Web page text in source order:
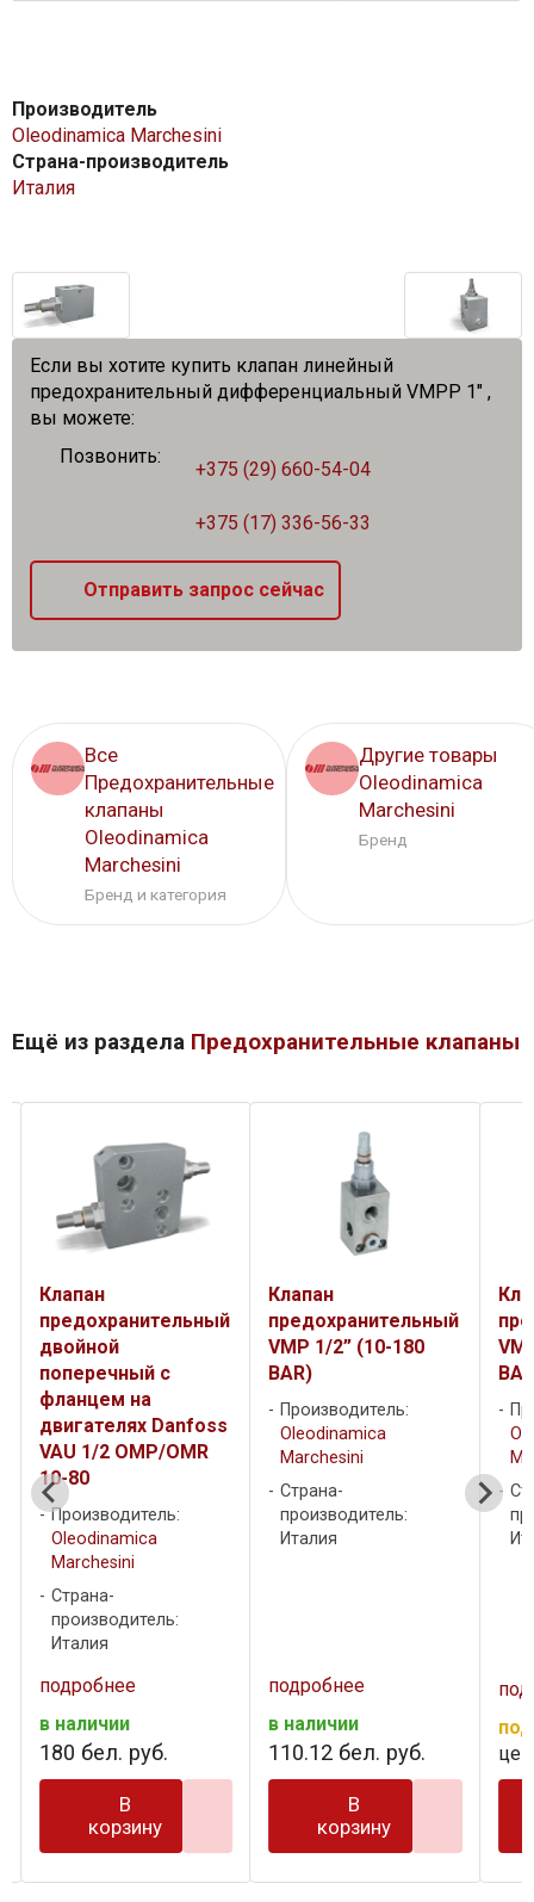
Производитель
Oleodinamica Marchesini
Страна-производитель
Италия
Если вы хотите купить клапан линейный
предохранительный дифференциальный VMPP 1" ,
вы можете:
Позвонить:
+375 (29) 660-54-04
+375 (17) 336-56-33
Отправить запрос сейчас
Все
Предохранительные
клапаны
Oleodinamica
Marchesini
Бренд и категория
Другие товары
Oleodinamica
Marchesini
Бренд
Ещё из раздела Предохранительные клапаны
Клапан
предохранительный
двойной
поперечный с
фланцем на
двигателях Danfoss
VAU 1/2 OMP/OMR
10-80
Производитель:
Oleodinamica
Marchesini
Страна-
производитель:
Италия
подробнее
в наличии
180 бел. руб.
В
корзину
Клапан
предохранительный
VMP 1/2” (10-180
BAR)
Производитель:
Oleodinamica
Marchesini
Страна-
производитель:
Италия
подробнее
в наличии
110.12 бел. руб.
В
корзину